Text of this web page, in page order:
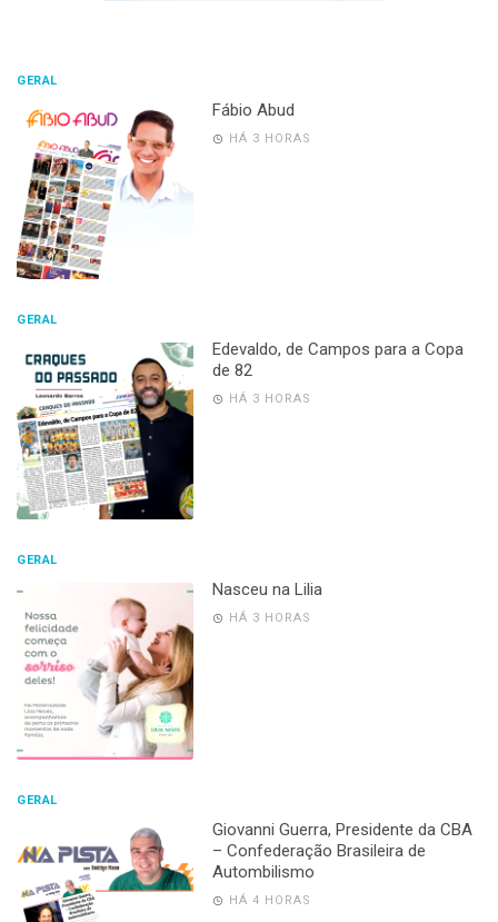
GERAL
Fábio Abud
HÁ 3 HORAS
GERAL
Edevaldo, de Campos para a Copa
de 82
HÁ 3 HORAS
GERAL
Nasceu na Lilia
HÁ 3 HORAS
GERAL
Giovanni Guerra, Presidente da CBA
– Confederação Brasileira de
Autombilismo
HÁ 4 HORAS